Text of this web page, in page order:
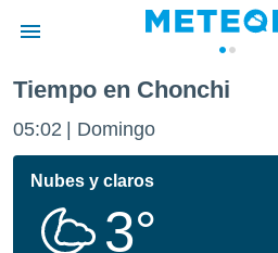
de
ha
Tiempo en Chonchi
05:02 Domingo
Nubes y claros
3°